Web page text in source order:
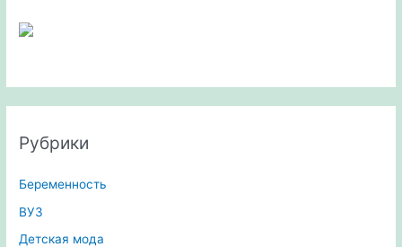
:
Рубрики
Беременность
ВУЗ
Детская мода